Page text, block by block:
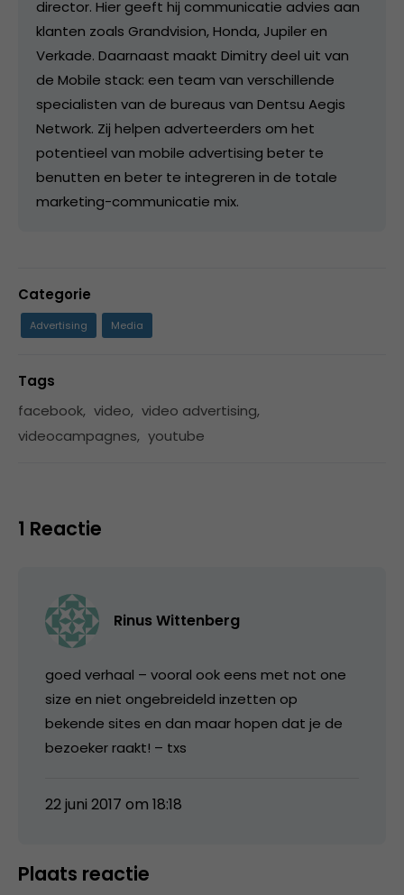
director. Hier geeft hij communicatie advies aan
klanten zoals Grandvision, Honda, Jupiler en
Verkade. Daarnaast maakt Dimitry deel uit van
de Mobile stack: een team van verschillende
specialisten van de bureaus van Dentsu Aegis
Network. Zij helpen adverteerders om het
potentieel van mobile advertising beter te
benutten en beter te integreren in de totale
marketing-communicatie mix.
Categorie
Advertising Media
Tags
facebook, video, video advertising,
videocampagnes, youtube
1 Reactie
Rinus Wittenberg
goed verhaal – vooral ook eens met not one
size en niet ongebreideld inzetten op
bekende sites en dan maar hopen dat je de
bezoeker raakt! – txs
22 juni 2017 om 18:18
Plaats reactie